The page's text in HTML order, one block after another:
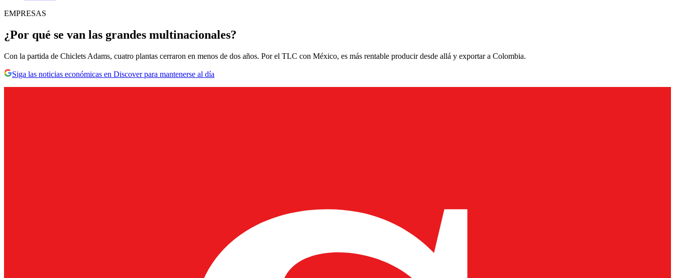
EMPRESAS
¿Por qué se van las grandes multinacionales?
Con la partida de Chiclets Adams, cuatro plantas cerraron en menos de dos años. Por el TLC con México, es más rentable producir desde allá y exportar a Colombia.
Siga las noticias económicas en Discover para mantenerse al día